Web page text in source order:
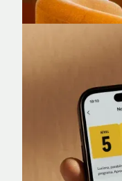
Nomad Lounge
Sala VIP no